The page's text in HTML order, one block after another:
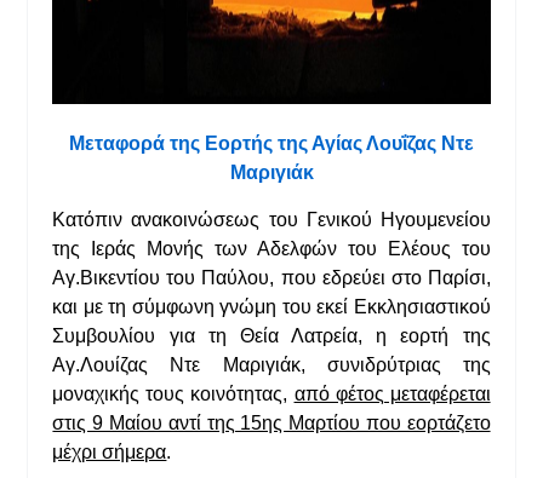
Μεταφορά της Εορτής της Αγίας Λουΐζας Ντε
Μαριγιάκ
Κατόπιν ανακοινώσεως του Γενικού Ηγουμενείου
της Ιεράς Μονής των Αδελφών του Ελέους του
Αγ.Βικεντίου του Παύλου, που εδρεύει στο Παρίσι,
και με τη σύμφωνη γνώμη του εκεί Εκκλησιαστικού
Συμβουλίου για τη Θεία Λατρεία, η εορτή της
Αγ.Λουίζας Ντε Μαριγιάκ, συνιδρύτριας της
μοναχικής τους κοινότητας, από φέτος μεταφέρεται
στις 9 Μαίου αντί της 15ης Μαρτίου που εορτάζετο
μέχρι σήμερα.